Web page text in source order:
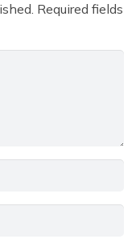
Required fields